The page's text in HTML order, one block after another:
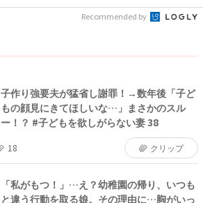
Recommended by
子作り強要夫が猛省し謝罪！→数年後「子ど
もの顔見にきてほしいな…」まさかのスル
ー！？ #子どもを欲しがらない妻 38
18 クリップ
「私がもつ！」…え？幼稚園の帰り、いつも
と違う行動を取る娘。その理由に…胸がいっ